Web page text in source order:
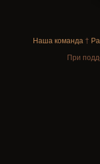
Наша команда†
При